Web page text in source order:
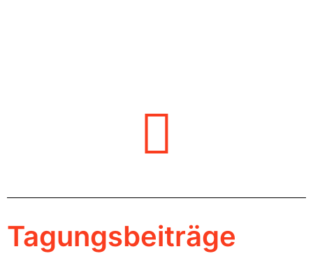
Tagungsbeiträge